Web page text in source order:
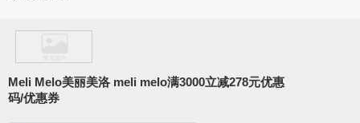
Meli Melo美丽美洛 meli melo满3000立减278元优惠
码/优惠券